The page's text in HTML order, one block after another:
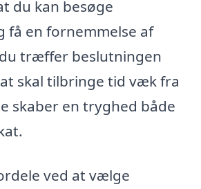
du kan besøge
få en fornemmelse af
træffer beslutningen
skal tilbringe tid væk fra
skaber en tryghed både
ved at vælge